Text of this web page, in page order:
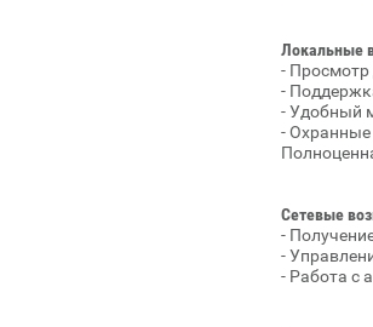
Локальные
- Просмотр
-
- Удобный
- Охранные
Сетевые
-
-
- Работа с